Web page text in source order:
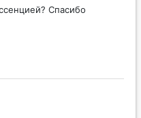
Спасибо